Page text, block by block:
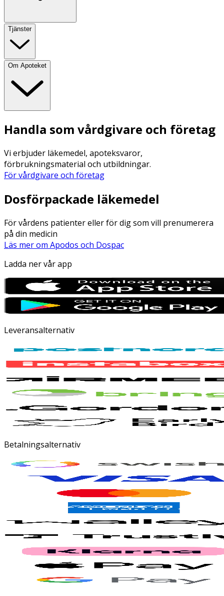
Tjänster
Om Apoteket
Handla som vårdgivare och företag
Vi erbjuder läkemedel, apoteksvaror,
förbrukningsmaterial och utbildningar.
För vårdgivare och företag
Dosförpackade läkemedel
För vårdens patienter eller för dig som vill prenumerera
på din medicin
Läs mer om Apodos och Dospac
Ladda ner vår app
Leveransalternativ
Betalningsalternativ